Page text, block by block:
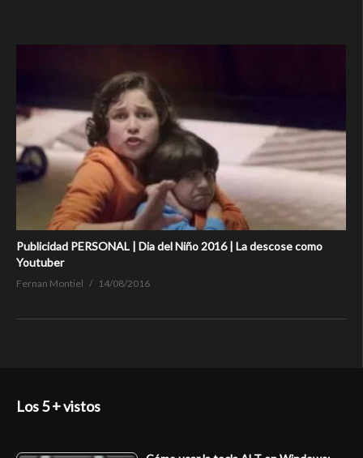
Publicidad PERSONAL | Dia del Niño 2016 | La descose como
Youtuber
Fernan Montiel 14/08/2016
Los 5 + vistos